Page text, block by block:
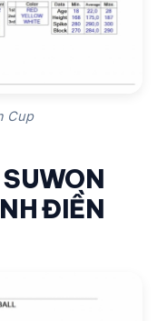
Cup
ĐIỀN